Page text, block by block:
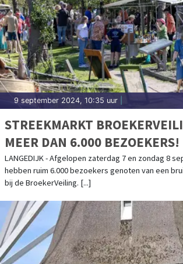
9 september 2024, 10:35 uur
STREEKMARKT
MEER DAN 6.000 BEZOEKERS!
LANGEDIJK - Afgelopen zaterdag 7 en zondag 8
hebben ruim 6.000 bezoekers genoten van een
bij de BroekerVeiling. [...]